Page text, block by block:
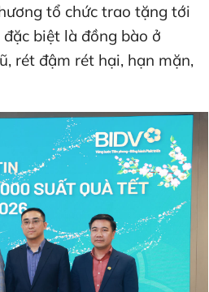
tổ chức trao tặng tới
biệt là đồng bào ở
rét đậm rét hại, hạn mặn,